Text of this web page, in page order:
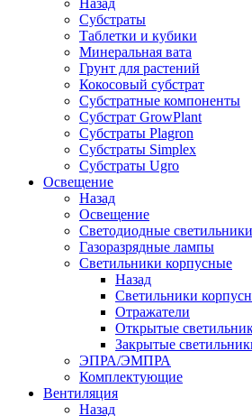
Назад
Субстраты
Таблетки и кубики
Минеральная вата
Грунт для растений
Кокосовый субстрат
Субстратные компоненты
Субстрат GrowPlant
Субстраты Plagron
Субстраты Simplex
Субстраты Ugro
Освещение
Назад
Освещение
Светодиодные светильники
Газоразрядные лампы
Светильники корпусные
Назад
Светильники
Отражатели
Открытые
Закрытые
ЭПРА/ЭМПРА
Комплектующие
Вентиляция
Назад